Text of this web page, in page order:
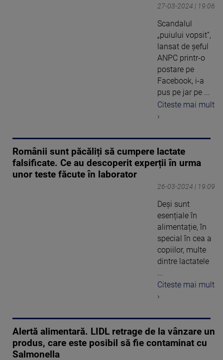
27-03-2024 | 19:06
Scandalul
„puiului vopsit”,
lansat de șeful
ANPC printr-o
postare pe
Facebook, i-a
pus pe jar pe ...
Citeste mai mult
›
Românii sunt păcăliți să cumpere lactate
falsificate. Ce au descoperit experții în urma
unor teste făcute în laborator
26-03-2024 | 19:09
Deși sunt
esențiale în
alimentație, în
special în cea a
copiilor, multe
dintre lactatele
Citeste mai mult
›
Alertă alimentară. LIDL retrage de la vânzare un
produs, care este posibil să fie contaminat cu
Salmonella